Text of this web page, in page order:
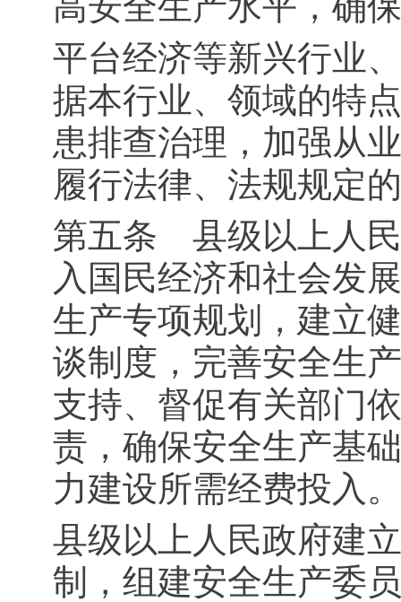
平台经济等新兴行业
据本行业、领域的特
患排查治理，加强从
履行法律、法规规定
第五条 县级以上人
入国民经济和社会发
生产专项规划，建立
谈制度，完善安全生
支持、督促有关部门
责，确保安全生产基
力建设所需经费投入。
县级以上人民政府建
制，组建安全生产委